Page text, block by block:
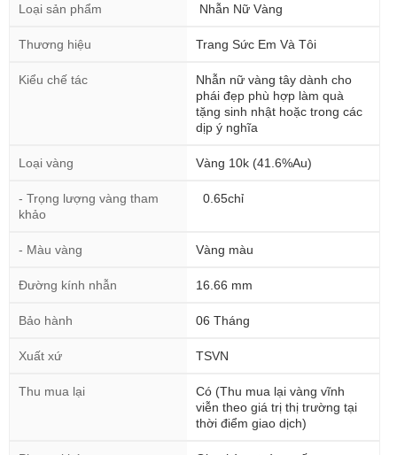
Loại sản phẩm Nhẫn Nữ Vàng
Thương hiệu Trang Sức Em Và Tôi
Kiểu chế tác
Nhẫn nữ vàng tây dành cho
phái đẹp phù hợp làm quà
tặng sinh nhật hoặc trong các
dịp ý nghĩa
Loại vàng Vàng 10k (41.6%Au)
- Trọng lượng vàng tham
khảo
0.65chỉ
- Màu vàng Vàng màu
Đường kính nhẫn 16.66 mm
Bảo hành 06 Tháng
Xuất xứ TSVN
Thu mua lại
Có (Thu mua lại vàng vĩnh
viễn theo giá trị thị trường tại
thời điểm giao dịch)